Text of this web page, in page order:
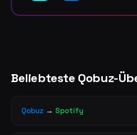
Beliebteste Qobuz-
Qobuz → Spotify